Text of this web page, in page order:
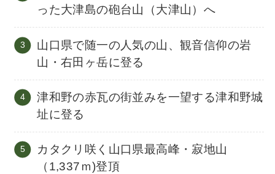
った大津島の砲台山（大津山）へ
山口県で随一の人気の山、観音信仰の岩
山・右田ヶ岳に登る
津和野の赤瓦の街並みを一望する津和野城
址に登る
カタクリ咲く山口県最高峰・寂地山
（1,337ｍ)登頂